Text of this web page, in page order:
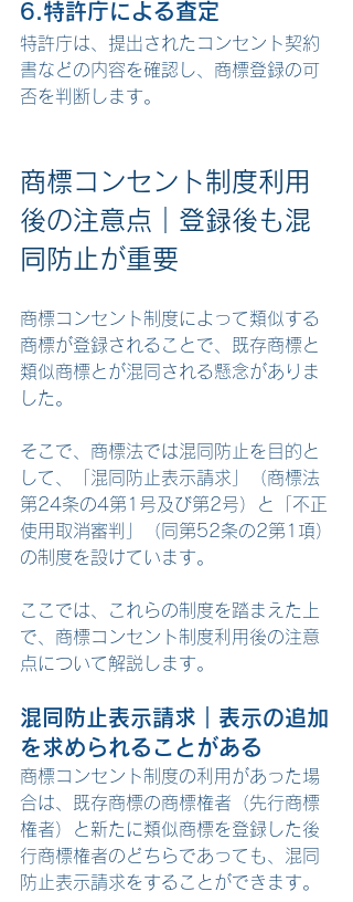
6.特許庁による査定
特許庁は、提出されたコンセント契約
書などの内容を確認し、商標登録の可
否を判断します。
商標コンセント制度利用
後の注意点 ｜登録後も混
同防止が重要
商標コンセント制度によって類似する
商標が登録されることで、既存商標と
類似商標とが混同される懸念がありま
した。
そこで、商標法では混同防止を目的と
して、「混同防止表示請求」（商標法
第24条の4第1号及び第2号）と「不正
使用取消審判」（同第52条の2第1項）
の制度を設けています。
ここでは、これらの制度を踏まえた上
で、商標コンセント制度利用後の注意
点について解説します。
混同防止表示請求 ｜表示の追加
を求められることがある
商標コンセント制度の利用があった場
合は、既存商標の商標権者（先行商標
権者）と新たに類似商標を登録した後
行商標権者のどちらであっても、混同
防止表示請求をすることができます。